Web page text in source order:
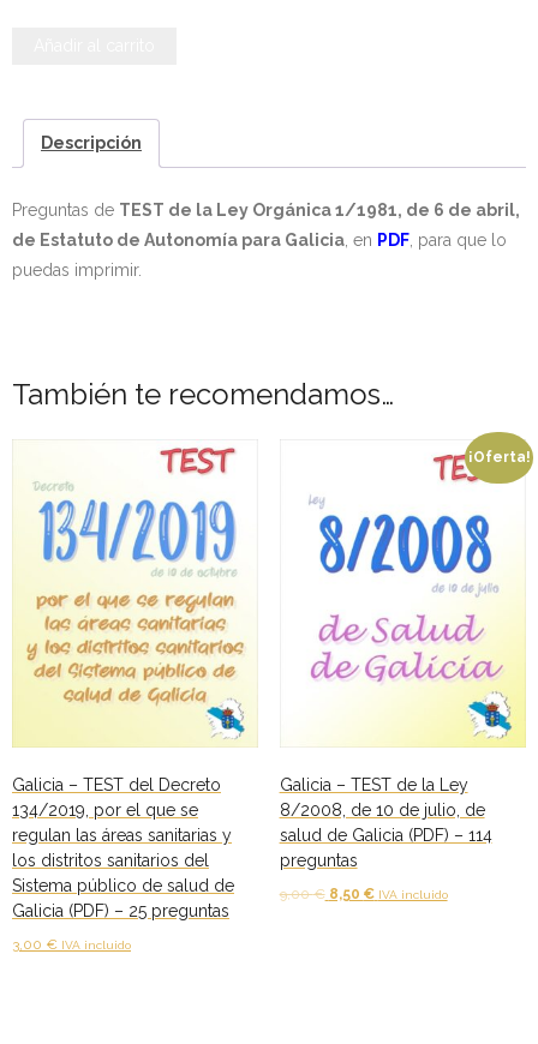
- - OPOSICIÓN Auxiliar Administrativo SESCAM – Libre –
2025
- - OPOSICIÓN Auxiliar de Enfermería TCAE SESCAM,
Castilla-La Mancha – Libre – 2025
- - OPOSICIÓN Cuerpo Auxiliar Administración General
- Comun. Madrid
- - TEST de Auxiliar Administrativo Comunidad de
- - TEST de Administrativo Comunidad de Madrid 2026
- Comun. Valenciana
- - TEST de Auxiliar Administrativo Generalitat Valenciana
- - TEST de Administrativo Generalitat Valenciana 2026
- - Oposición ADMINISTRATIVO de la GENERALITAT
VALENCIANA – Turno Libre 2025
Orgánica
1/1981,
de
de
Autonomía
para
Galicia
80
preguntas
cantidad
Descripción
Preguntas de TEST de la Ley Orgánica 1/1981, de 6 de abril,
de Estatuto de Autonomía para Galicia , en PDF , para que lo
puedas imprimir.
También te recomendamos…
Galicia – TEST del Decreto
134/2019, por el que se
regulan las áreas sanitarias y
los distritos sanitarios del
Sistema público de salud de
Galicia (PDF) – 25 preguntas
3,00 € IVA incluido
¡Oferta!
Galicia – TEST de la Ley
8/2008, de 10 de julio, de
salud de Galicia (PDF) – 114
preguntas
9,00€ El
8,50 €ElIVA incluido